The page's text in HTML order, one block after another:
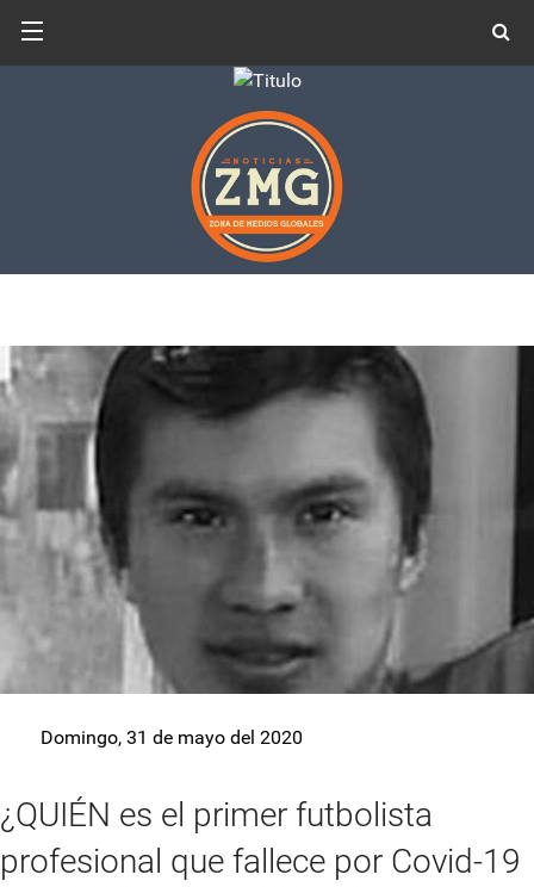
Domingo, 31 de mayo del 2020
¿QUIÉN es el primer futbolista
profesional que fallece por Covid-19